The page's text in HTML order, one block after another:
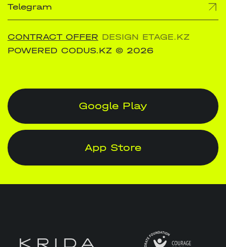
Telegram
CONTRACT OFFER DESIGN ETAGE.KZ
POWERED CODUS.KZ © 2026
Google Play
App Store